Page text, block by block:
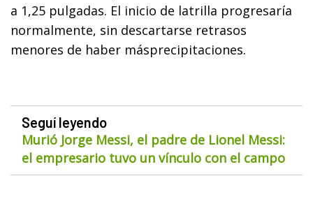
a 1,25 pulgadas. El inicio de latrilla progresaría
normalmente, sin descartarse retrasos
menores de haber másprecipitaciones.
Seguí leyendo
Murió Jorge Messi, el padre de Lionel Messi:
el empresario tuvo un vínculo con el campo